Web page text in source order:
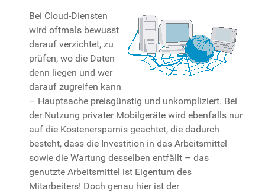
Bei Cloud-Diensten
wird oftmals bewusst
darauf verzichtet, zu
prüfen, wo die Daten
denn liegen und wer
darauf zugreifen kann
– Hauptsache preisgünstig und unkompliziert. Bei
der Nutzung privater Mobilgeräte wird ebenfalls nur
auf die Kostenersparnis geachtet, die dadurch
besteht, dass die Investition in das Arbeitsmittel
sowie die Wartung desselben entfällt – das
genutzte Arbeitsmittel ist Eigentum des
Mitarbeiters! Doch genau hier ist der